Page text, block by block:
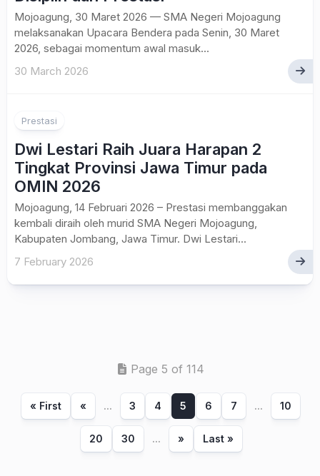
Mojoagung, 30 Maret 2026 — SMA Negeri Mojoagung
melaksanakan Upacara Bendera pada Senin, 30 Maret
2026, sebagai momentum awal masuk...
30 March 2026
Prestasi
Dwi Lestari Raih Juara Harapan 2
Tingkat Provinsi Jawa Timur pada
OMIN 2026
Mojoagung, 14 Februari 2026 – Prestasi membanggakan
kembali diraih oleh murid SMA Negeri Mojoagung,
Kabupaten Jombang, Jawa Timur. Dwi Lestari...
7 February 2026
Page 5 of 114
« First « ... 3 4 5 6 7 ... 10
20 30 ... » Last »